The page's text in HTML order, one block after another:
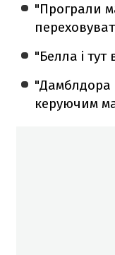
"Програли
"Белла і
"Дамблдора
керуючим